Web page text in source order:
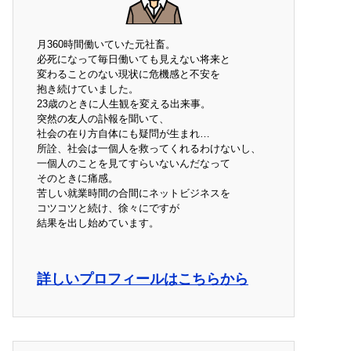
月360時間働いていた元社畜。
必死になって毎日働いても見えない将来と
変わることのない現状に危機感と不安を
抱き続けていました。
23歳のときに人生観を変える出来事。
突然の友人の訃報を聞いて、
社会の在り方自体にも疑問が生まれ…
所詮、社会は一個人を救ってくれるわけないし、
一個人のことを見てすらいないんだなって
そのときに痛感。
苦しい就業時間の合間にネットビジネスを
コツコツと続け、徐々にですが
結果を出し始めています。
詳しいプロフィールはこちらから